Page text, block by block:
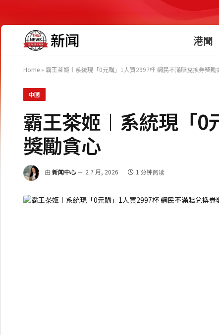
港聞
Home » 霸王茶姬︱系統現「0元購」1人買2997杯 網民不滿賠兌換券獎勵
中國
霸王茶姬︱系統現「0
獎勵貪心
由 新闻中心 2 7 月, 2026 1 分钟阅读